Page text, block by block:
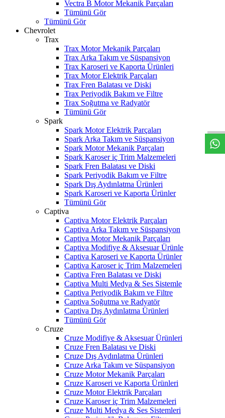
Vectra B Motor Mekanik Parçaları
Tümünü Gör
Tümünü Gör
Chevrolet
Trax
Trax Motor Mekanik Parçaları
Trax Arka Takım ve Süspansiyon
Trax Karoseri ve Kaporta Ürünleri
Trax Motor Elektrik Parçaları
Trax Fren Balatası ve Diski
Trax Periyodik Bakım ve Filtre
Trax Soğutma ve Radyatör
Tümünü Gör
Spark
Spark Motor Elektrik Parçaları
Spark Arka Takım ve Süspansiyon
Spark Motor Mekanik Parçaları
Spark Karoser iç Trim Malzemeleri
Spark Fren Balatası ve Diski
Spark Periyodik Bakım ve Filtre
Spark Dış Aydınlatma Ürünleri
Spark Karoseri ve Kaporta Ürünler
Tümünü Gör
Captiva
Captiva Motor Elektrik Parçaları
Captiva Arka Takım ve Süspansiyon
Captiva Motor Mekanik Parçaları
Captiva Modifiye & Aksesuar Ürünle
Captiva Karoseri ve Kaporta Ürünler
Captiva Karoser iç Trim Malzemeleri
Captiva Fren Balatası ve Diski
Captiva Multi Medya & Ses Sistemle
Captiva Periyodik Bakım ve Filtre
Captiva Soğutma ve Radyatör
Captiva Dış Aydınlatma Ürünleri
Tümünü Gör
Cruze
Cruze Modifiye & Aksesuar Ürünleri
Cruze Fren Balatası ve Diski
Cruze Dış Aydınlatma Ürünleri
Cruze Arka Takım ve Süspansiyon
Cruze Motor Mekanik Parçaları
Cruze Karoseri ve Kaporta Ürünleri
Cruze Motor Elektrik Parçaları
Cruze Karoser iç Trim Malzemeleri
Cruze Multi Medya & Ses Sistemleri